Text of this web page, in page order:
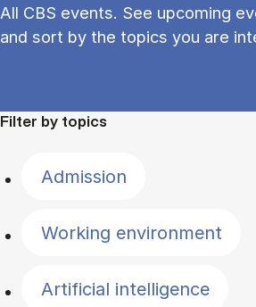
All CBS events. See upcoming
and sort by the topics you are
Filter by topics
Admission
Working environment
Artificial intelligence